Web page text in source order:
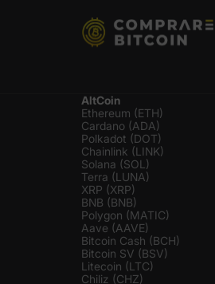
AltCoin
Ethereum (ETH)
Cardano (ADA)
Polkadot (DOT)
Chainlink (LINK)
Solana (SOL)
Terra (LUNA)
XRP (XRP)
BNB (BNB)
Polygon (MATIC)
Aave (AAVE)
Bitcoin Cash (BCH)
Bitcoin SV (BSV)
Litecoin (LTC)
Chiliz (CHZ)